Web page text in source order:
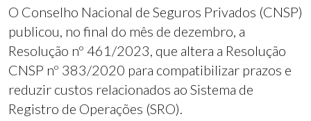
O Conselho Nacional de Seguros Privados (CNSP)
publicou, no final do mês de dezembro, a
Resolução nº 461/2023, que altera a Resolução
CNSP nº 383/2020 para compatibilizar prazos e
reduzir custos relacionados ao Sistema de
Registro de Operações (SRO).